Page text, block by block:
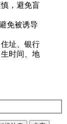
，避免盲
免被诱导
址、银行
时间、地